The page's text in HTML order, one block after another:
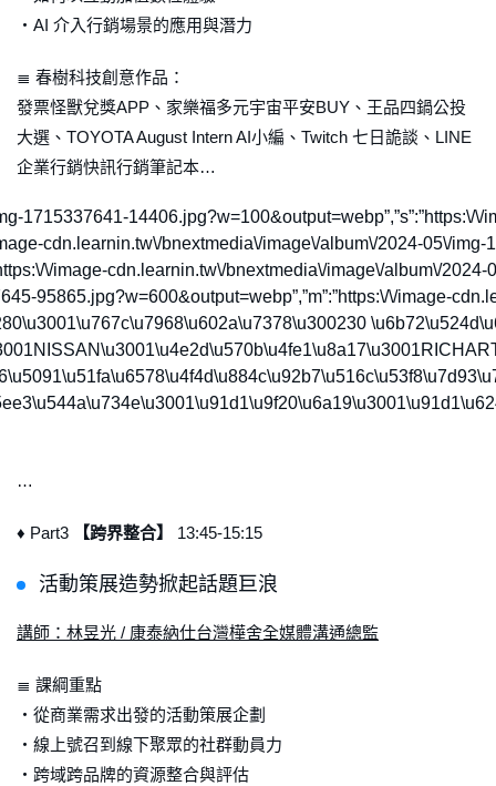
・AI 介入行銷場景的應用與潛力
≣ 春樹科技創意作品：
發票怪獸兌獎APP、家樂福多元宇宙平安BUY、王品四鍋公投
大選、TOYOTA August Intern AI小編、Twitch 七日詭談、LINE
企業行銷快訊行銷筆記本…
1715337641-
cdn.learnin.tw\/bnextmedia\/image\/album\/2024-
image-cdn.learnin.tw\/bnextmedia\/image\/album\/
\/
…
♦ Part3 【跨界整合】 13:45-15:15
活動策展造勢掀起話題巨浪
講師：林昱光 / 康泰納仕台灣樺舍全媒體溝通總監
≣ 課綱重點
・從商業需求出發的活動策展企劃
・線上號召到線下聚眾的社群動員力
・跨域跨品牌的資源整合與評估